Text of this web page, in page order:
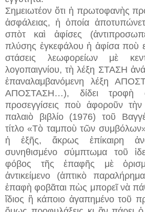
Σημειωτέον ὅτι ἡ πρωτοφανὴς
ἀσφάλειας, ἡ ὁποία
σπὸτ καὶ ἀφίσες
πλύσης ἐγκεφάλου ἡ ἀφίσα ποὺ
στάσεις λεωφορείων μὲ
λογοπαιγνίου, τὴ λέξη ΣΤΑΣΗ
ἐπαναλαμβανόμενη λέξη
ΑΠΟΣΤΑΣΗ…), δίδει τροφὴ
προσεγγίσεις ποὺ ἀφοροῦν
παλαιὸ βιβλίο (1976) τοῦ
τίτλο «Τὸ ταμποὺ τῶν
ἡ ἑξῆς, ἄκρως ἐπίκαιρη
συνηθισμένο σύμπτωμα τοῦ
φόβος τῆς ἐπαφῆς μὲ
ἀντικείμενο (ἁπτικὸ
ἐπαφὴ φοβᾶται πὼς μπορεῖ νὰ
ἴδιος ἢ κάποιο ἀγαπημένο